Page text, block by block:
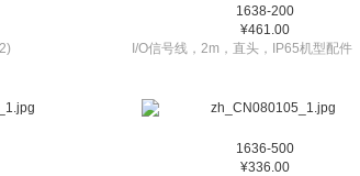
1638-200
¥461.00
I/O信号线，2m，直头，IP65机型配件
1636-500
¥336.00